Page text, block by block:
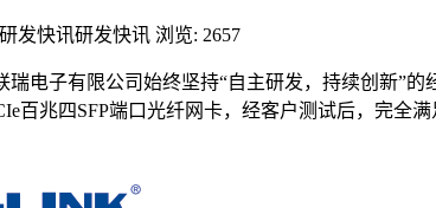
研发快讯研发快讯 浏览: 2657
电子有限公司始终坚持“自主研发，持续创新”的
百兆四SFP端口光纤网卡，经客户测试后，完全满